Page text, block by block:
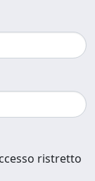
ristretto